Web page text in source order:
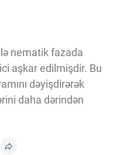
nematik fazada
aşkar edilmişdir. Bu
dəyişdirərək
daha dərindən